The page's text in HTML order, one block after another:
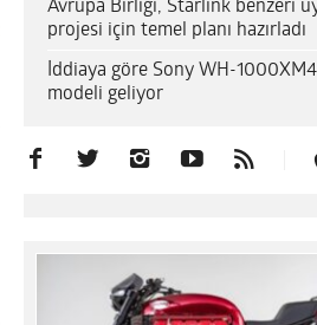
Avrupa Birliği, Starlink benzeri
projesi için temel planı hazırladı
İddiaya göre Sony WH-
modeli geliyor